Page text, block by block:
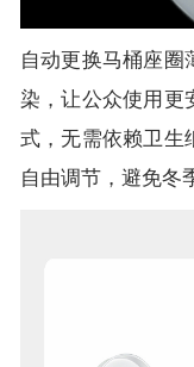
自动更换马桶座圈
染，让公众使用更
式，无需依赖卫生
自由调节，避免冬